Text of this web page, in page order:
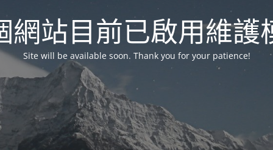
網站目前已啟用維護
Site will be available soon. Thank you for your patience!